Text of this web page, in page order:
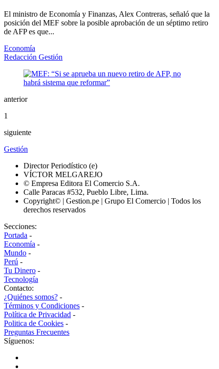
El ministro de Economía y Finanzas, Alex Contreras, señaló que la
posición del MEF sobre la posible aprobación de un séptimo retiro
de AFP es que...
Economía
Redacción Gestión
anterior
1
siguiente
Gestión
Director Periodístico (e)
VÍCTOR MELGAREJO
© Empresa Editora El Comercio S.A.
Calle Paracas #532, Pueblo Libre, Lima.
Copyright© | Gestion.pe | Grupo El Comercio | Todos los
derechos reservados
Secciones:
Portada -
Economía -
Mundo -
Perú -
Tu Dinero -
Tecnología
Contacto:
¿Quiénes somos? -
Términos y Condiciones -
Política de Privacidad -
Politica de Cookies -
Preguntas Frecuentes
Síguenos: